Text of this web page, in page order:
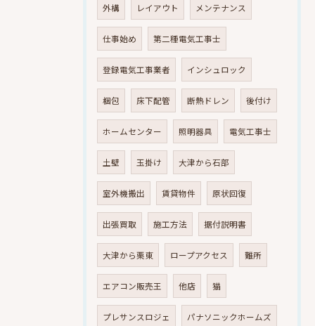
外構 レイアウト メンテナンス
仕事始め 第二種電気工事士
登録電気工事業者 インシュロック
梱包 床下配管 断熱ドレン 後付け
ホームセンター 照明器具 電気工事士
土壁 玉掛け 大津から石部
室外機搬出 賃貸物件 原状回復
出張買取 施工方法 据付説明書
大津から栗東 ロープアクセス 難所
エアコン販売王 他店 猫
プレサンスロジェ パナソニックホームズ